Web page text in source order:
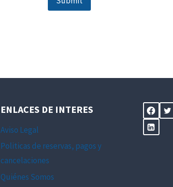
ENLACES DE INTERES
Aviso Legal
Politicas de reservas, pagos y
cancelaciones
Quiénes Somos